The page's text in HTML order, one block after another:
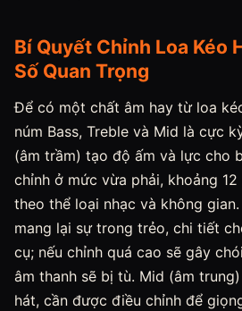
Bí Quyết Chỉnh Loa Kéo
Số Quan Trọng
Để có một chất âm hay từ loa
núm Bass, Treble và Mid là cực
(âm trầm) tạo độ ấm và lực cho
chỉnh ở mức vừa phải, khoảng
theo thể loại nhạc và không
mang lại sự trong trẻo, chi tiết
cụ; nếu chỉnh quá cao sẽ gây
âm thanh sẽ bị tù. Mid (âm
hát, cần được điều chỉnh để